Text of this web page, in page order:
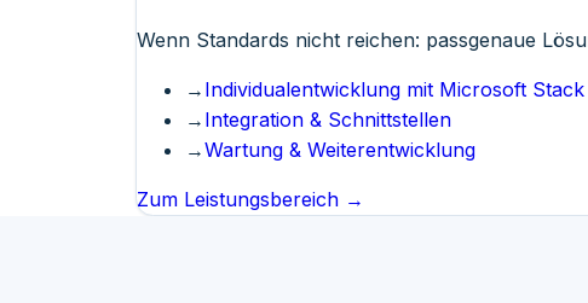
Wenn Standards nicht reichen: passgenaue
→ Individualentwicklung mit Microsoft Stack
→ Integration & Schnittstellen
→Wartung & Weiterentwicklung
Zum Leistungsbereich →